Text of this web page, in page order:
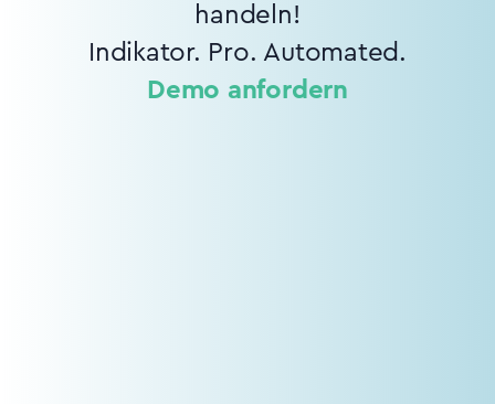
handeln!
Indikator. Pro. Automated.
Demo anfordern